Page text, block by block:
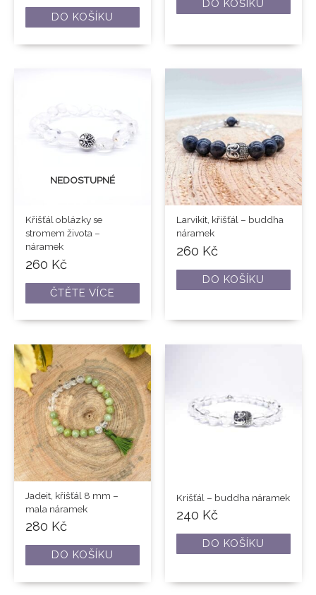
DO KOŠÍKU
DO KOŠÍKU
NEDOSTUPNÉ
Křišťál oblázky se
stromem života –
náramek
260 Kč
ČTĚTE VÍCE
Larvikit, křišťál – buddha
náramek
260 Kč
DO KOŠÍKU
Jadeit, křišťál 8 mm –
mala náramek
280 Kč
DO KOŠÍKU
Krišťál – buddha náramek
240 Kč
DO KOŠÍKU